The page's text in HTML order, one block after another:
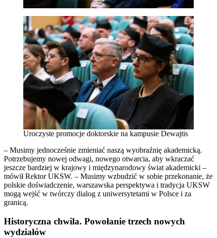
Uroczyste promocje doktorskie na kampusie Dewajtis
– Musimy jednocześnie zmieniać naszą wyobraźnię akademicką.
Potrzebujemy nowej odwagi, nowego otwarcia, aby wkraczać
jeszcze bardziej w krajowy i międzynarodowy świat akademicki –
mówił Rektor UKSW. – Musimy wzbudzić w sobie przekonanie, że
polskie doświadczenie, warszawska perspektywa i tradycja UKSW
mogą wejść w twórczy dialog z uniwersytetami w Polsce i za
granicą.
Historyczna chwila. Powołanie trzech nowych
wydziałów